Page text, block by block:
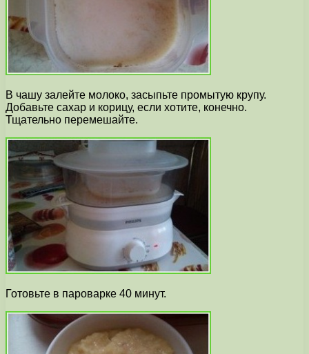
В чашу залейте молоко, засыпьте промытую крупу.
Добавьте сахар и корицу, если хотите, конечно.
Тщательно перемешайте.
Готовьте в пароварке 40 минут.